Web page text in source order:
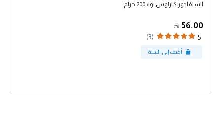
السلفادور كارلوس بولا 200 جرام
56.00
5
(3)